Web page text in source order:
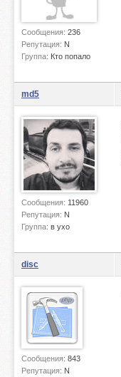
Сообщения: 236
Репутация: N
Группа: Кто попало
md5
Сообщения: 11960
Репутация: N
Группа: в ухо
disc
Сообщения: 843
Репутация: N